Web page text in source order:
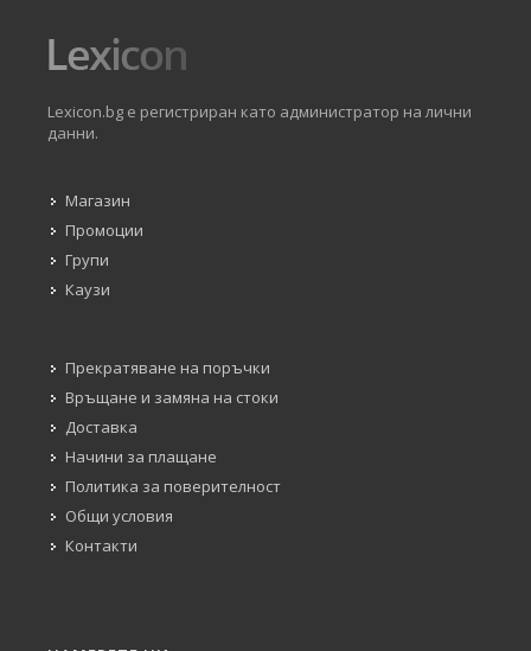
Lexicon.bg е регистриран като администратор на лични
данни.
Магазин
Промоции
Групи
Каузи
Прекратяване на поръчки
Връщане и замяна на стоки
Доставка
Начини за плащане
Политика за поверителност
Общи условия
Контакти